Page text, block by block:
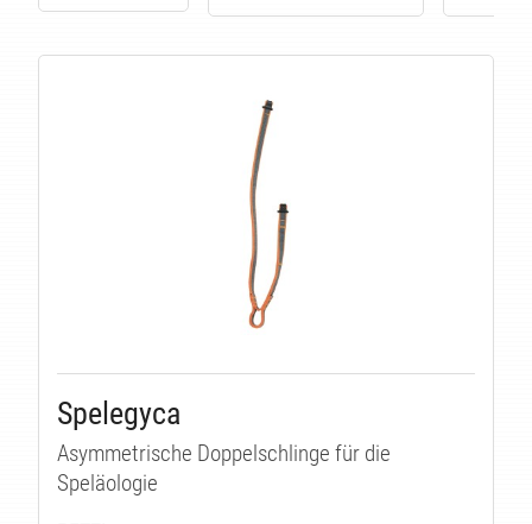
Spelegyca
Asymmetrische Doppelschlinge für die
Speläologie